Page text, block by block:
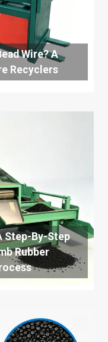
Wire? A
Recyclers
Step-By-Step
Rubber